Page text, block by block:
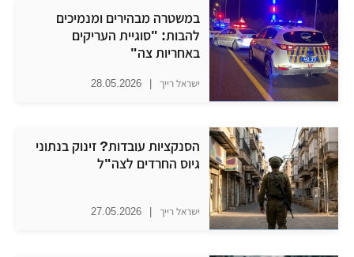
במשטרה מבהירים ומנמיכים
להבות: "סוגיית העריקים
באחריות צה"
ישראל רייך |
28.05.2026
הסנקציות עובדות? זינוק בנתוני
גיוס החרדים לצה"ל
ישראל רייך |
27.05.2026